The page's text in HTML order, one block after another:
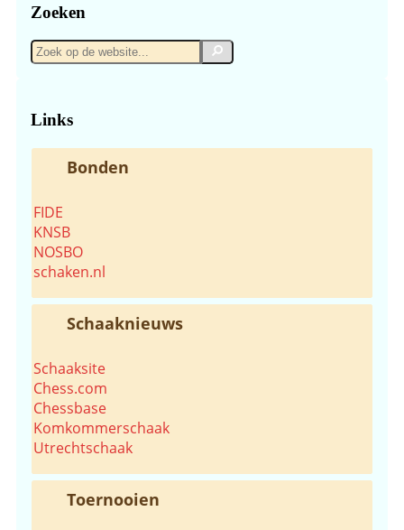
Zoeken
Zoek
op
Zoek
Links
Bonden
FIDE
KNSB
NOSBO
schaken.nl
Schaaknieuws
Schaaksite
Chess.com
Chessbase
Komkommerschaak
Utrechtschaak
Toernooien